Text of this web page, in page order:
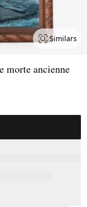
Similars
morte ancienne